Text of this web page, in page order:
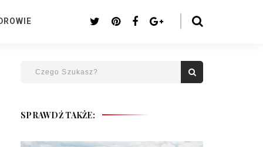
SPRAWDŹ TAKŻE: